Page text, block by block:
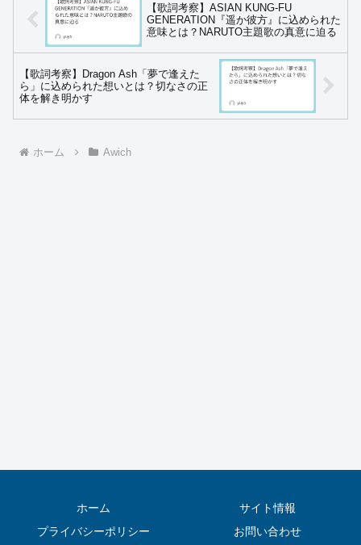
【歌詞考察】ASIAN KUNG-FU
GENERATION『遥か彼方』に込められた
意味とは？NARUTO主題歌の真意に迫る
【歌詞考察】Dragon Ash「夢で逢えた
ら」に込められた想いとは？切なさの正
体を解き明かす
ホーム Awich
ホーム
サイト情報
プライバシーポリシー
お問い合わせ